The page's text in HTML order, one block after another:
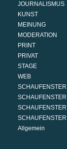
JOURNALISMUS
KUNST
MEINUNG
MODERATION
PRINT
PRIVAT
STAGE
WEB
SCHAUFENSTER
SCHAUFENSTER
Allgemein